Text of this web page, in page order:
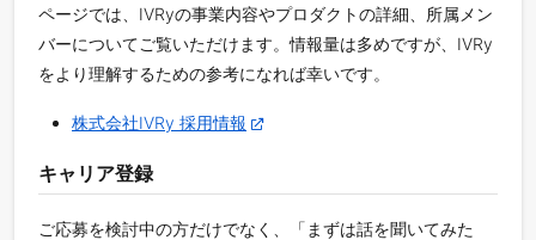
ページでは、IVRyの事業内容やプロダクトの詳細、所属メン
バーについてご覧いただけます。情報量は多めですが、IVRy
をより理解するための参考になれば幸いです。
株式会社IVRy 採用情報
キャリア登録
ご応募を検討中の方だけでなく、「まずは話を聞いてみた